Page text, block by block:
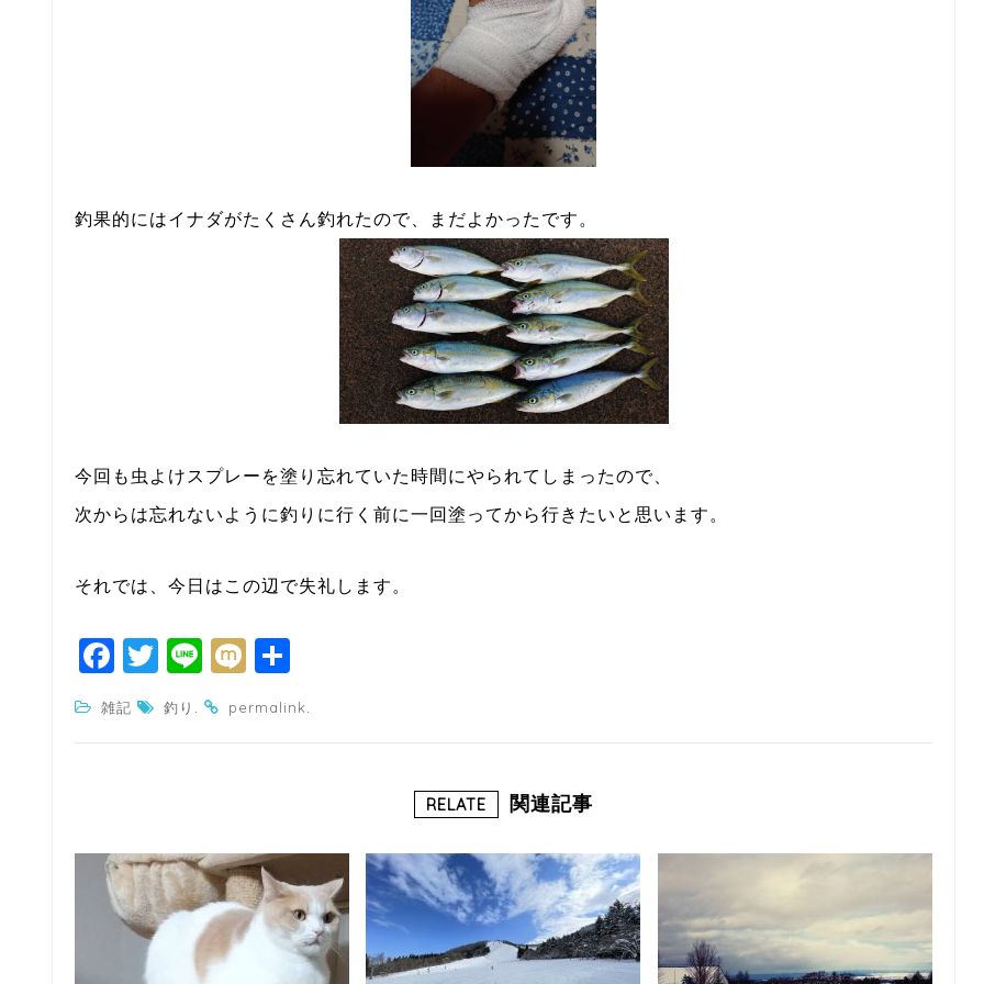
釣果的にはイナダがたくさん釣れたので、まだよかったです。
今回も虫よけスプレーを塗り忘れていた時間にやられてしまったので、
次からは忘れないように釣りに行く前に一回塗ってから行きたいと思います。
それでは、今日はこの辺で失礼します。
F
a
c
o
k
T
w
itt
Li
n
e
M
ixi 有
雑記 釣り . permalink.
RELATE 関連記事